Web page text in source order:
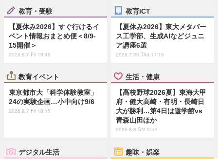
教育・受験
【夏休み2026】すぐ行けるイ
ベント情報おまとめ便＜8/9-
15開催＞
2026.8.7 Fri 19:45
教育ICT
【夏休み2026】東大メタバー
ス工学部、生成AIなどジュニ
ア講座6選
2026.7.30 Thu 11:15
教育イベント
東京都市大「科学体験教室」
24の実験企画…小中向け9/6
2026.8.7 Fri 18:15
生活・健康
【高校野球2026夏】東海大甲
府・健大高崎・有明・長崎日
大が勝利…第4日は遊学館vs
青森山田ほか
2026.8.8 Sat 9:52
デジタル生活 趣味・娯楽